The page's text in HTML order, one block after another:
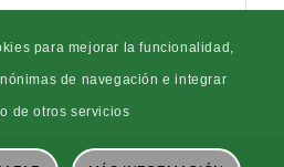
para mejorar la funcionalidad,
de navegación e integrar
de otros servicios